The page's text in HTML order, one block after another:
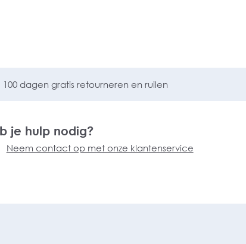
100 dagen gratis retourneren en ruilen
je hulp nodig?
Neem contact op met onze klantenservice